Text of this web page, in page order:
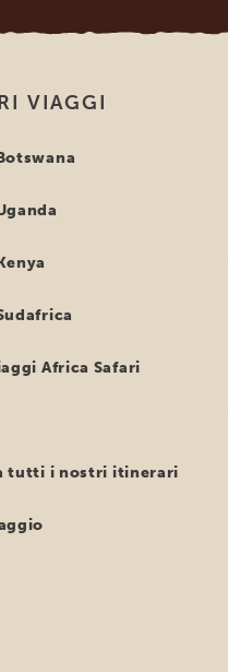
VIAGGI
Africa Safari
tutti i nostri itinerari